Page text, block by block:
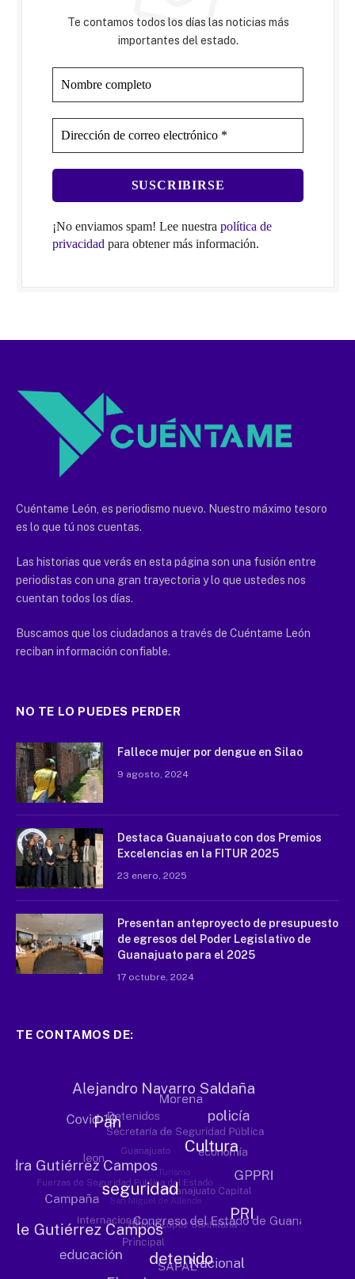
Te contamos todos los días las noticias más
importantes del estado.
¡No enviamos spam! Lee nuestra política de
privacidad para obtener más información.
Cuéntame León, es periodismo nuevo. Nuestro máximo tesoro
es lo que tú nos cuentas.
Las historias que verás en esta página son una fusión entre
periodistas con una gran trayectoria y lo que ustedes nos
cuentan todos los días.
Buscamos que los ciudadanos a través de Cuéntame León
reciban información confiable.
NO TE LO PUEDES PERDER
Fallece mujer por dengue en Silao
9 agosto, 2024
Destaca Guanajuato con dos Premios
Excelencias en la FITUR 2025
23 enero, 2025
Presentan anteproyecto de presupuesto
de egresos del Poder Legislativo de
Guanajuato para el 2025
17 octubre, 2024
TE CONTAMOS DE: